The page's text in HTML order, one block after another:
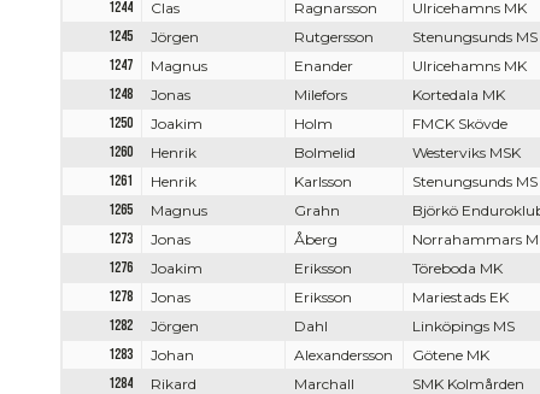
1244
Clas Ragnarsson
Ulricehamns MK
1245
Jörgen Rutgersson
Stenungsunds MS
1247
Magnus Enander
Ulricehamns MK
1248
Jonas Milefors
Kortedala MK
1250
Joakim Holm
FMCK Skövde
1260
Henrik Bolmelid
Westerviks MSK
1261
Henrik Karlsson
Stenungsunds MS
1265
Magnus Grahn
Björkö
1273
Jonas Åberg
Norrahammars
1276
Joakim Eriksson
Töreboda MK
1278
Jonas Eriksson
Mariestads EK
1282
Jörgen Dahl
Linköpings MS
1283
Johan Alexandersson
Götene MK
1284
Rikard Marchall
SMK Kolmården